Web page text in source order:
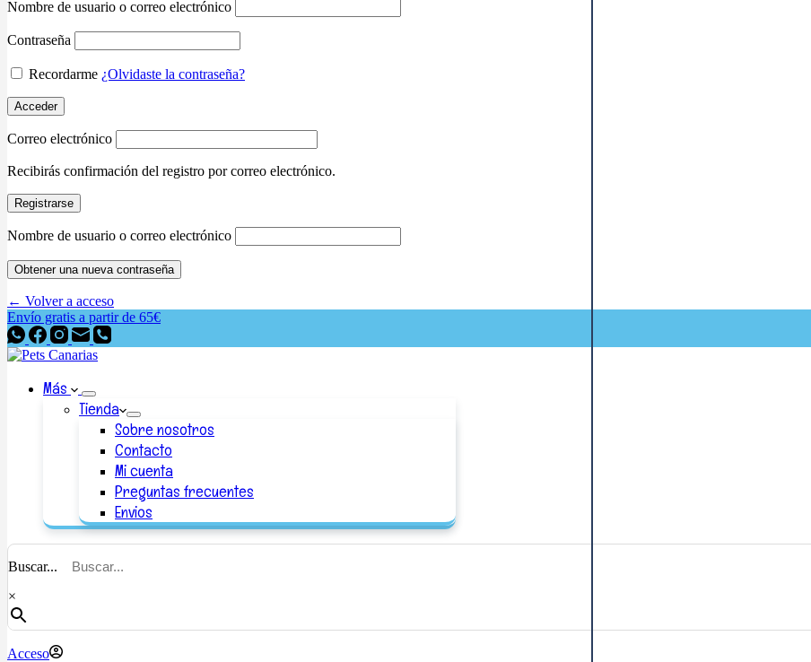
Nombre de usuario o correo electrónico
Contraseña
Recordarme ¿Olvidaste la contraseña?
Acceder
Correo electrónico
Recibirás confirmación del registro por correo electrónico.
Registrarse
Nombre de usuario o correo electrónico
Obtener una nueva contraseña
← Volver a acceso
Envío gratis a partir de 65€
Más
Tienda
Sobre nosotros
Contacto
Mi cuenta
Preguntas frecuentes
Envios
Buscar...
×
Acceso